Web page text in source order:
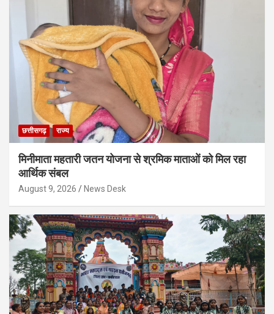
छत्तीसगढ़ राज्य
मिनीमाता महतारी जतन योजना से श्रमिक माताओं को मिल रहा
आर्थिक संबल
August 9, 2026 News Desk